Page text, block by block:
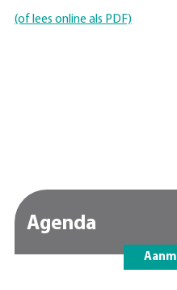
(of lees online als PDF)
Agenda